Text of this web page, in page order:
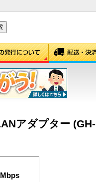
アダプター (GH-